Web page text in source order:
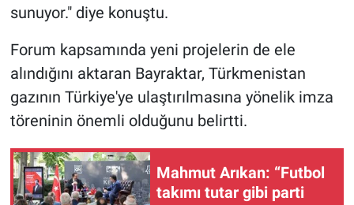
sunuyor." diye konuştu.
Forum kapsamında yeni projelerin de ele
alındığını aktaran Bayraktar, Türkmenistan
gazının Türkiye'ye ulaştırılmasına yönelik imza
töreninin önemli olduğunu belirtti.
Mahmut Arıkan: “Futbol
takımı tutar gibi parti